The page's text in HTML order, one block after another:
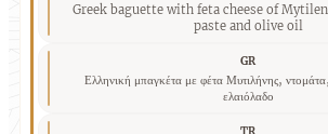
Greek baguette with feta cheese of
paste and olive oil
GR
Ελληνική μπαγκέτα με φέτα Μυτιλήνης,
ελαιόλαδο
TR